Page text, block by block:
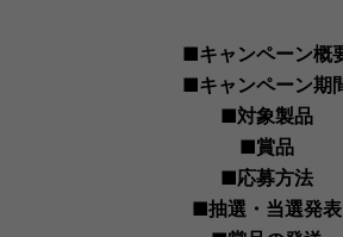
■キャンペーン概
■キャンペーン期
■対象製品
■賞品
■応募方法
■抽選・当選発表